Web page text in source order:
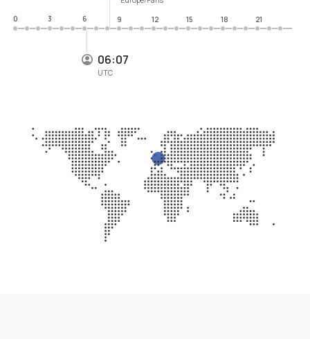
06:07
UTC
0
3 6 9 12 15 18 21